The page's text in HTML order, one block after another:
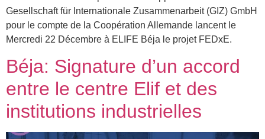
Gesellschaft für Internationale Zusammenarbeit (GIZ) GmbH
pour le compte de la Coopération Allemande lancent le
Mercredi 22 Décembre à ELIFE Béja le projet FEDxE.
Béja: Signature d’un accord
entre le centre Elif et des
institutions industrielles